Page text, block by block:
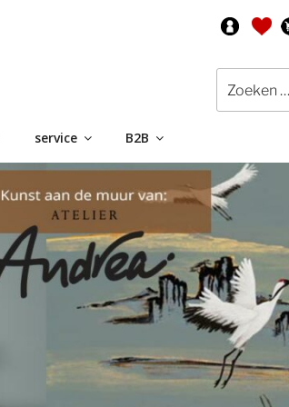
Zoeken
naar:
service B2B